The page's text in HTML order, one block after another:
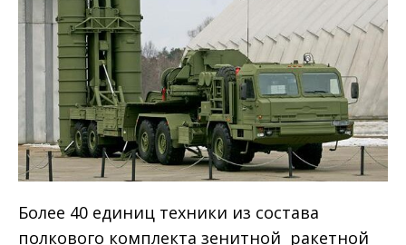
Более 40 единиц техники из состава
полкового комплекта зенитной ракетной